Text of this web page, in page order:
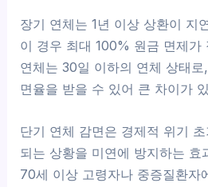
장기 연체는 1년 이상 상환이 지
이 경우 최대 100% 원금 면제가
연체는 30일 이하의 연체 상태
면율을 받을 수 있어 큰 차이가
단기 연체 감면은 경제적 위기
되는 상황을 미연에 방지하는 효
70세 이상 고령자나 중증질환자